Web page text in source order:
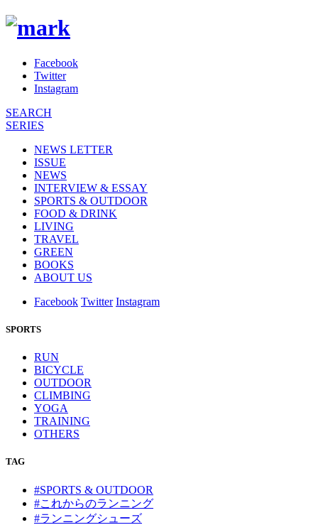
Facebook
Twitter
Instagram
SEARCH
SERIES
NEWS LETTER
ISSUE
NEWS
INTERVIEW & ESSAY
SPORTS & OUTDOOR
FOOD & DRINK
LIVING
TRAVEL
GREEN
BOOKS
ABOUT US
Facebook Twitter Instagram
SPORTS
RUN
BICYCLE
OUTDOOR
CLIMBING
YOGA
TRAINING
OTHERS
TAG
#SPORTS & OUTDOOR
#これからのランニング
#ランニングシューズ